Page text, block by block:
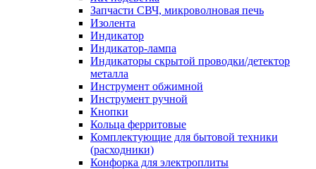
Запчасти СВЧ, микроволновая печь
Изолента
Индикатор
Индикатор-лампа
Индикаторы скрытой проводки/детектор
металла
Инструмент обжимной
Инструмент ручной
Кнопки
Кольца ферритовые
Комплектующие для бытовой техники
(расходники)
Конфорка для электроплиты